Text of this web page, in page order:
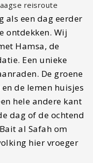
als een dag eerder
ontdekken. Wij
Hamsa, de
Een unieke
De groene
de lemen huisjes
hele andere kant
dag of de ochtend
al Safah om
hier vroeger